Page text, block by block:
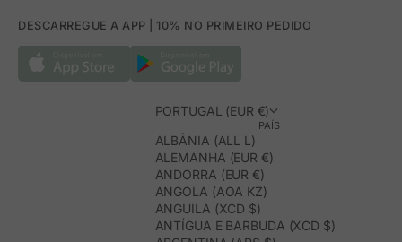
DESCARREGUE A APP | 10% NO PRIMEIRO PEDIDO
PORTUGAL (EUR €)
PAÍS
ALBÂNIA (ALL L)
ALEMANHA (EUR €)
ANDORRA (EUR €)
ANGOLA (AOA KZ)
ANGUILA (XCD $)
ANTÍGUA E BARBUDA (XCD $)